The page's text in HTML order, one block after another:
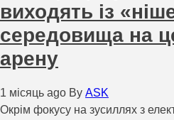
виходять із
середовища на
арену
1 місяць ago By ASK
Окрім фокусу на зусиллях з